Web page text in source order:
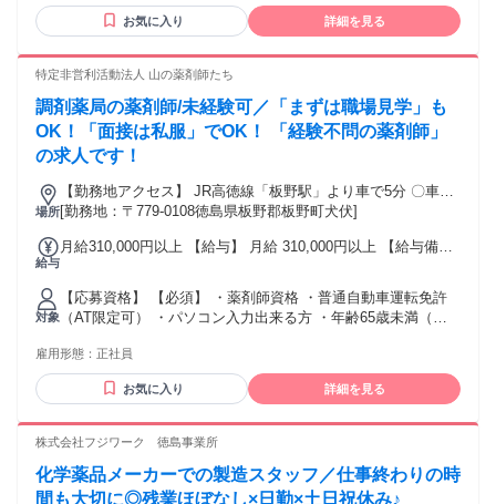
【手当】 ■住宅手当：家賃の35％を補助 (社内規定あり)
たい ・プライベートも大切にしたい ・地元で長く働きたい
お気に入り 詳細を見る
特定非営利活動法人 山の薬剤師たち
調剤薬局の薬剤師/未経験可／「まずは職場見学」も
OK！「面接は私服」でOK！ 「経験不問の薬剤師」
の求人です！
場所
【勤務地アクセス】 JR高徳線「板野駅」より車で5分 〇車通
勤可（駐車場有） 〇公用車あり
[勤務地：〒779-0108徳島県板野郡板野町犬伏]
給与
月給310,000円以上 【給与】 月給 310,000円以上 【給与備
（30,000円）含む
対象
【応募資格】 【必須】 ・薬剤師資格 ・普通自動車運転免許
（AT限定可） ・パソコン入力出来る方 ・年齢65歳未満（例
験 ・管理薬剤師の勤務経験
雇用形態： 正社員
お気に入り 詳細を見る
株式会社フジワーク 徳島事業所
化学薬品メーカーでの製造スタッフ／仕事終わりの時
間も大切に◎残業ほぼなし×日勤×土日祝休み♪